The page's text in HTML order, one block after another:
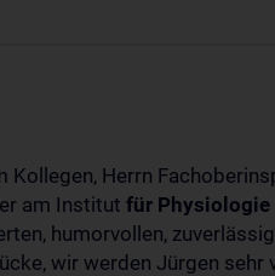
Kollegen, Herrn
am Institut für Physiologie
humorvollen,
wir werden Jürgen sehr